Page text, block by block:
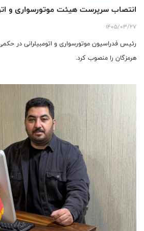
انتصاب سرپرست هیئت موتورسواری و
1405/03/27
رئیس فدراسیون موتورسواری و اتومبیلرانی در
هرمزگان را منصوب کرد.